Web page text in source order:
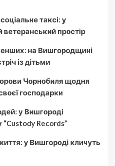
таксі: у
ветеранський простір
на Вишгородщині
із дітьми
Чорнобиля щодня
господарки
у Вишгороді
Records”
у Вишгороді кличуть